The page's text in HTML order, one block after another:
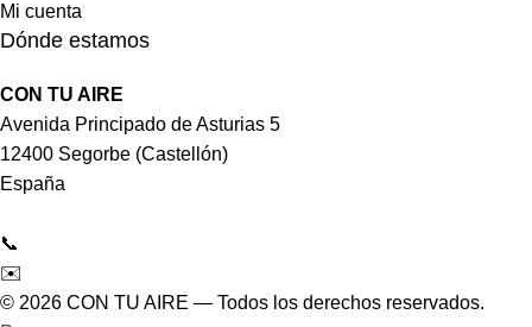
Mi cuenta
Dónde estamos
CON TU AIRE
Avenida Principado de Asturias 5
12400 Segorbe (Castellón)
España
📞
✉️
© 2026 CON TU AIRE — Todos los derechos reservados.